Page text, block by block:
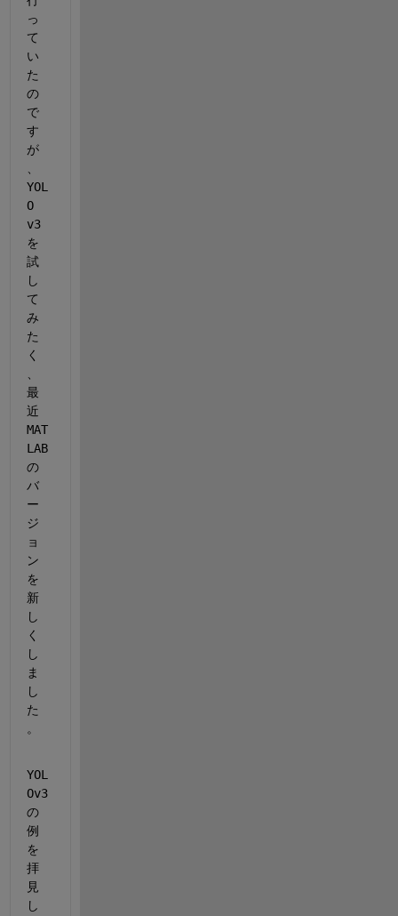
っ
て
い
た
の
で
す
が
YOL
O
v3
を
試
し
て
み
た
く
最
近
MAT
LAB
の
バ
ー
ジ
ョ
ン
を
新
し
く
し
ま
し
た
。
YOL
Ov3
の
例
を
拝
見
し